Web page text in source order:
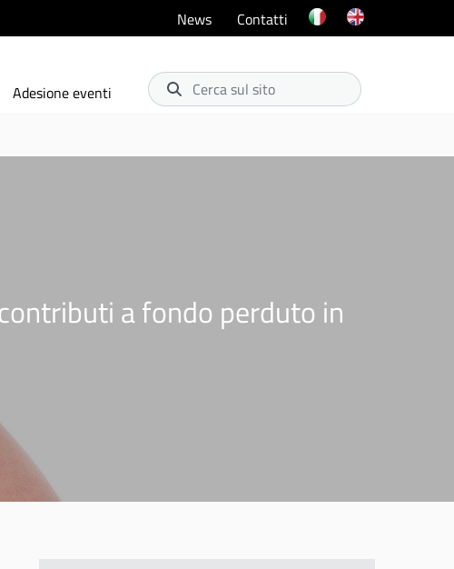
News Contatti
Cerca sul sito
Adesione eventi
a fondo perduto in